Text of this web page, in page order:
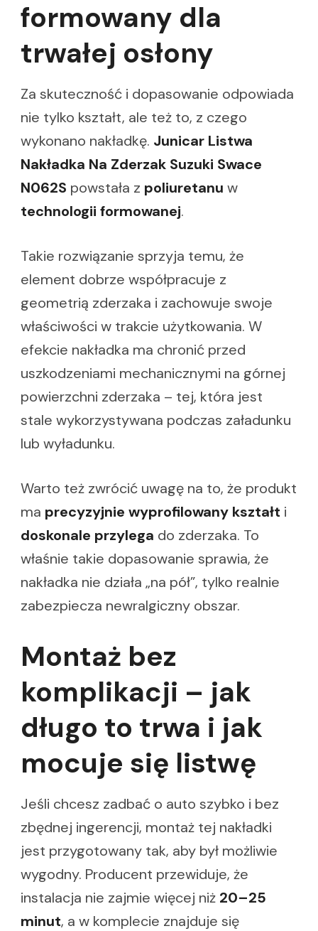
formowany dla
trwałej osłony
Za skuteczność i dopasowanie odpowiada
nie tylko kształt, ale też to, z czego
wykonano nakładkę. Junicar Listwa
Nakładka Na Zderzak Suzuki Swace
N062S powstała z poliuretanu w
technologii formowanej.
Takie rozwiązanie sprzyja temu, że
element dobrze współpracuje z
geometrią zderzaka i zachowuje swoje
właściwości w trakcie użytkowania. W
efekcie nakładka ma chronić przed
uszkodzeniami mechanicznymi na górnej
powierzchni zderzaka – tej, która jest
stale wykorzystywana podczas załadunku
lub wyładunku.
Warto też zwrócić uwagę na to, że produkt
ma precyzyjnie wyprofilowany kształt i
doskonale przylega do zderzaka. To
właśnie takie dopasowanie sprawia, że
nakładka nie działa „na pół”, tylko realnie
zabezpiecza newralgiczny obszar.
Montaż bez
komplikacji – jak
długo to trwa i jak
mocuje się listwę
Jeśli chcesz zadbać o auto szybko i bez
zbędnej ingerencji, montaż tej nakładki
jest przygotowany tak, aby był możliwie
wygodny. Producent przewiduje, że
instalacja nie zajmie więcej niż 20–25
minut, a w komplecie znajduje się